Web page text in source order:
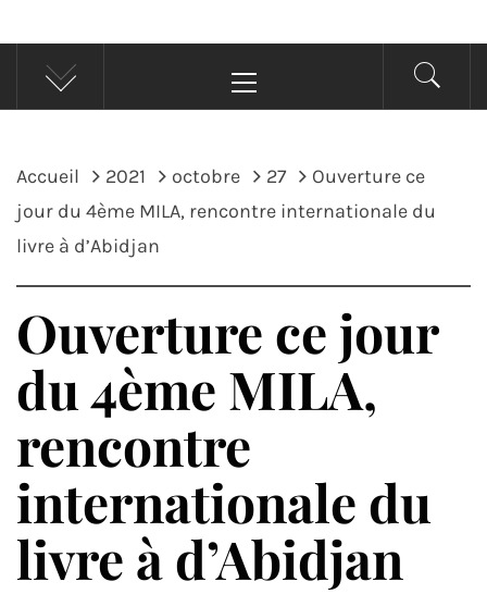
principal
Accueil 2021 octobre 27
Ouverture ce
jour du 4ème MILA, rencontre internationale du
livre à d’Abidjan
Ouverture ce jour
du 4ème MILA,
rencontre
internationale du
livre à d’Abidjan